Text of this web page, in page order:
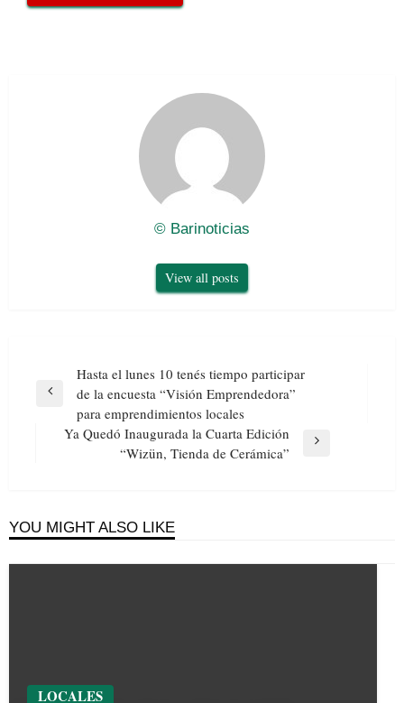
© Barinoticias
View all posts
Navegación
de
entradas
Previous
Hasta el lunes 10 tenés tiempo participar
de la encuesta “Visión Emprendedora”
para emprendimientos locales
Ya Quedó Inaugurada la Cuarta Edición
“Wizün, Tienda de Cerámica”
YOU MIGHT ALSO LIKE
LOCALES